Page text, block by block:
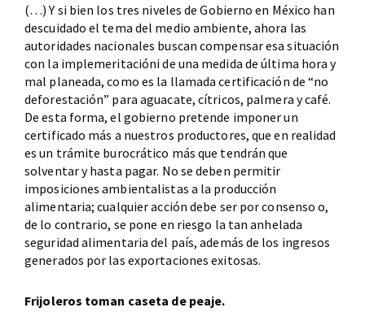
(…) Y si bien los tres niveles de Gobierno en México han
descuidado el tema del medio ambiente, ahora las
autoridades nacionales buscan compensar esa situación
con la implemeritacióni de una medida de última hora y
mal planeada, como es la llamada certificación de “no
deforestación” para aguacate, cítricos, palmera y café.
De esta forma, el gobierno pretende imponer un
certificado más a nuestros productores, que en realidad
es un trámite burocrático más que tendrán que
solventar y hasta pagar. No se deben permitir
imposiciones ambientalistas a la producción
alimentaria; cualquier acción debe ser por consenso o,
de lo contrario, se pone en riesgo la tan anhelada
seguridad alimentaria del país, además de los ingresos
generados por las exportaciones exitosas.
Frijoleros toman caseta de peaje.